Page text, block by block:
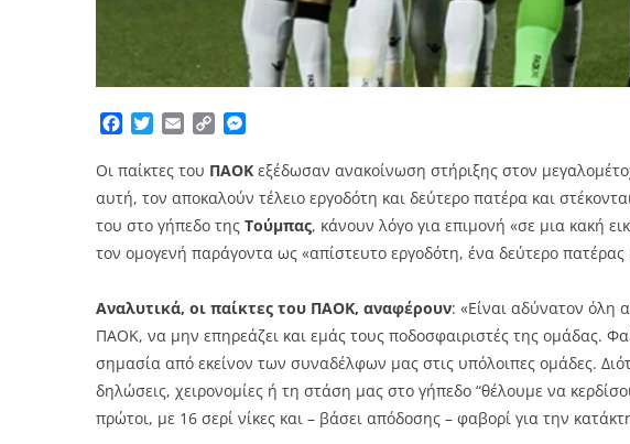
Facebook
TwitterEmailCopy
Οι παίκτες του ΠΑΟΚ εξέδωσαν ανακοίνωση στήριξης στον
αυτή, τον αποκαλούν τέλειο εργοδότη και δεύτερο πατέρα και
του στο γήπεδο της Τούμπας, κάνουν λόγο για επιμονή «σε μια κακή
τον ομογενή παράγοντα ως «απίστευτο εργοδότη, ένα δεύτερο πατέρας
Αναλυτικά, οι παίκτες του ΠΑΟΚ, αναφέρουν: «Είναι αδύνατον όλη
ΠΑΟΚ, να μην επηρεάζει και εμάς τους ποδοσφαιριστές της ομάδας.
σημασία από εκείνον των συναδέλφων μας στις υπόλοιπες ομάδες.
δηλώσεις, χειρονομίες ή τη στάση μας στο γήπεδο “θέλουμε να
πρώτοι, με 16 σερί νίκες και – βάσει απόδοσης – φαβορί για την